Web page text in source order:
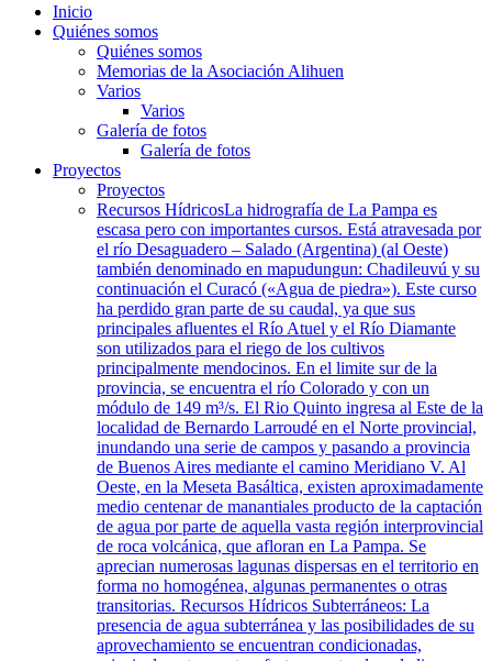
Inicio
Quiénes somos
Quiénes somos
Memorias de la Asociación Alihuen
Varios
Varios
Galería de fotos
Galería de fotos
Proyectos
Proyectos
Recursos HídricosLa hidrografía de La Pampa es
escasa pero con importantes cursos. Está atravesada por
el río Desaguadero – Salado (Argentina) (al Oeste)
también denominado en mapudungun: Chadileuvú y su
continuación el Curacó («Agua de piedra»). Este curso
ha perdido gran parte de su caudal, ya que sus
principales afluentes el Río Atuel y el Río Diamante
son utilizados para el riego de los cultivos
principalmente mendocinos. En el limite sur de la
provincia, se encuentra el río Colorado y con un
módulo de 149 m³/s. El Rio Quinto ingresa al Este de la
localidad de Bernardo Larroudé en el Norte provincial,
inundando una serie de campos y pasando a provincia
de Buenos Aires mediante el camino Meridiano V. Al
Oeste, en la Meseta Basáltica, existen aproximadamente
medio centenar de manantiales producto de la captación
de agua por parte de aquella vasta región interprovincial
de roca volcánica, que afloran en La Pampa. Se
aprecian numerosas lagunas dispersas en el territorio en
forma no homogénea, algunas permanentes o otras
transitorias. Recursos Hídricos Subterráneos: La
presencia de agua subterránea y las posibilidades de su
aprovechamiento se encuentran condicionadas,